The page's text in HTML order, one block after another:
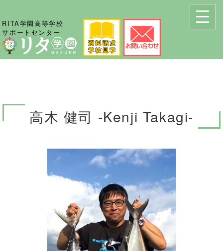
RITA学園高等学校
サポートセンター
高木 健司 -Kenji Takagi-